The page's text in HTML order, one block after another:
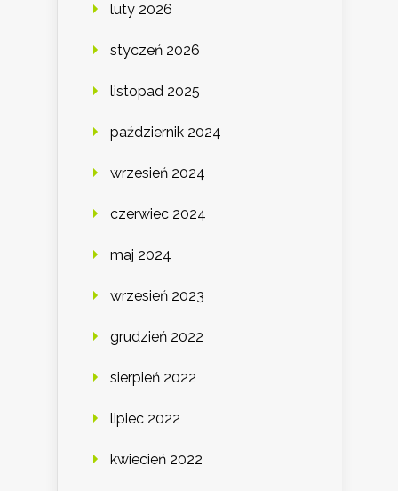
luty 2026
styczeń 2026
listopad 2025
październik 2024
wrzesień 2024
czerwiec 2024
maj 2024
wrzesień 2023
grudzień 2022
sierpień 2022
lipiec 2022
kwiecień 2022